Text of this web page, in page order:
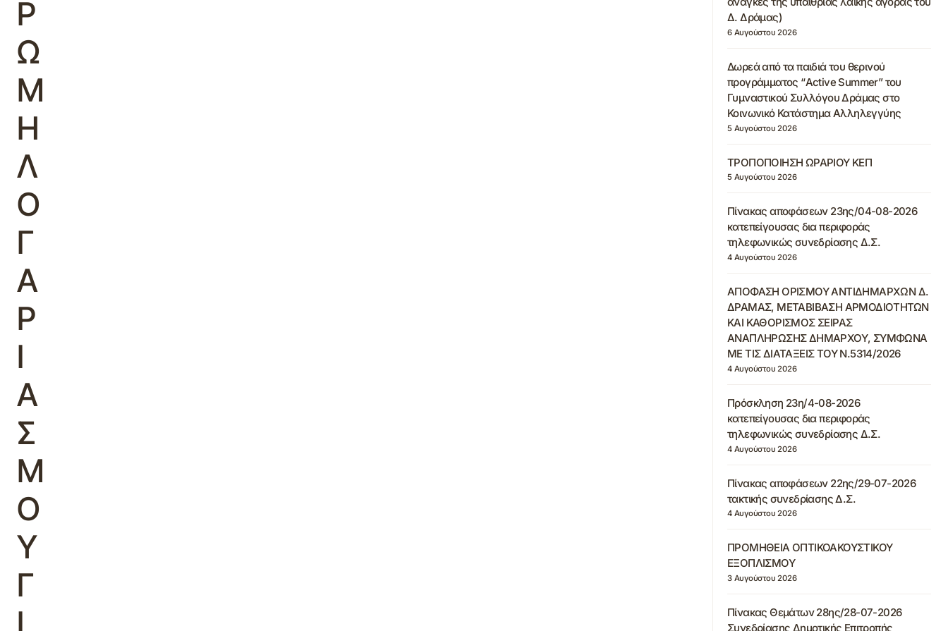
Ρ
Ω
Μ
Η
Λ
Ο
Γ
Α
Ρ
Ι
Α
Σ
Μ
Ο
Υ
Γ
Ι
Δ. Δράμας)
6 Αυγούστου 2026
Δωρεά από τα παιδιά του θερινού
προγράμματος “Active Summer” του
Γυμναστικού Συλλόγου Δράμας στο
Κοινωνικό Κατάστημα Αλληλεγγύης
5 Αυγούστου 2026
ΤΡΟΠΟΠΟΙΗΣΗ ΩΡΑΡΙΟΥ ΚΕΠ
5 Αυγούστου 2026
Πίνακας αποφάσεων 23ης/04-08-2026
κατεπείγουσας δια περιφοράς
τηλεφωνικώς συνεδρίασης Δ.Σ.
4 Αυγούστου 2026
ΑΠΟΦΑΣΗ ΟΡΙΣΜΟΥ ΑΝΤΙΔΗΜΑΡΧΩΝ Δ.
ΔΡΑΜΑΣ, ΜΕΤΑΒΙΒΑΣΗ ΑΡΜΟΔΙΟΤΗΤΩΝ
ΚΑΙ ΚΑΘΟΡΙΣΜΟΣ ΣΕΙΡΑΣ
ΑΝΑΠΛΗΡΩΣΗΣ ΔΗΜΑΡΧΟΥ, ΣΥΜΦΩΝΑ
ΜΕ ΤΙΣ ΔΙΑΤΑΞΕΙΣ ΤΟΥ Ν.5314/2026
4 Αυγούστου 2026
Πρόσκληση 23η/4-08-2026
κατεπείγουσας δια περιφοράς
τηλεφωνικώς συνεδρίασης Δ.Σ.
4 Αυγούστου 2026
Πίνακας αποφάσεων 22ης/29-07-2026
τακτικής συνεδρίασης Δ.Σ.
4 Αυγούστου 2026
ΠΡΟΜΗΘΕΙΑ ΟΠΤΙΚΟΑΚΟΥΣΤΙΚΟΥ
ΕΞΟΠΛΙΣΜΟΥ
3 Αυγούστου 2026
Πίνακας Θεμάτων 28ης/28-07-2026
Συνεδρίασης Δημοτικής Επιτροπής